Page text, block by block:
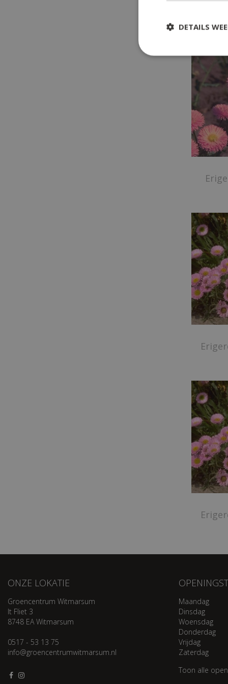
ONZE LOKATIE
Groencentrum Witmarsum
It Fliet 3
8748 EA Witmarsum
0517 - 53 13 75
info@groencentrumwitmarsum.nl
Maandag
Dinsdag
Woensdag
Donderdag
Vrijdag
Zaterdag
Toon alle
DETAILS